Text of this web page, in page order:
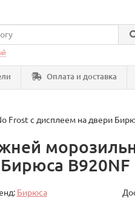
Оплата и доставка
Frost с дисплеем на двери
B920NF
Бирюса